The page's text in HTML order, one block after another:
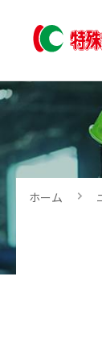
ホーム